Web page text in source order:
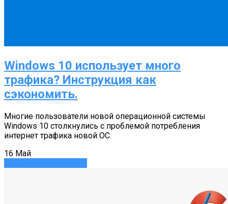
Windows 10 использует много
трафика? Инструкция как
сэкономить.
Многие пользователи новой операционной системы
Windows 10 столкнулись с проблемой потребления
интернет трафика новой ОС.
16 Май